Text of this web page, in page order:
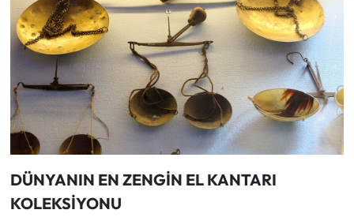
DÜNYANIN EN ZENGİN EL KANTARI
KOLEKSİYONU